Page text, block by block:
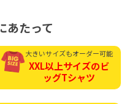
あたって
大きいサイズもオーダー可能
XXL以上サイズのビ
ッグTシャツ